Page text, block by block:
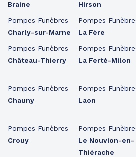
Braine
Pompes Funèbres
Charly-sur-Marne
Pompes Funèbres
Château-Thierry
Pompes Funèbres
Chauny
Pompes Funèbres
Crouy
Hirson
Pompes
La Fère
Pompes
La Ferté-Milon
Pompes
Laon
Pompes
Le Nouvion-en-
Thiérache